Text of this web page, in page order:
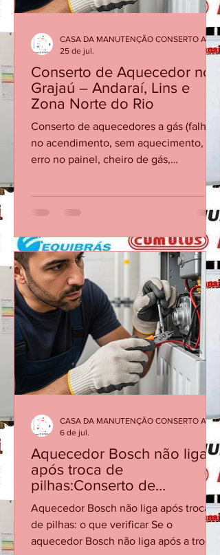
Conserto de Aquecedor no
Zona Norte do Rio
Conserto de aquecedores a gás (falha
aquecedores novos, com regulagem e
teste de segurança.
25 de jul.
Aquecedor Bosch não liga
após troca de
pilhas:Conserto de
Aquecedor Bosch RJ
Aquecedor Bosch não liga após troca
CASA DA MANUTENÇÃO CONSERTO AQUECEDOR RINNAI
6 de jul.